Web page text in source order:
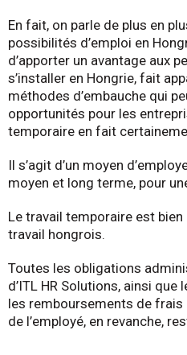
En fait, on parle de plus en
possibilités d’emploi en
d’apporter un avantage aux
s’installer en Hongrie, fait
méthodes d’embauche qui
opportunités pour les
temporaire en fait
Il s’agit d’un moyen
moyen et long terme, pour
Le travail temporaire est
travail hongrois.
Toutes les obligations
d’ITL HR Solutions, ainsi
les remboursements de
de l’employé, en revanche,